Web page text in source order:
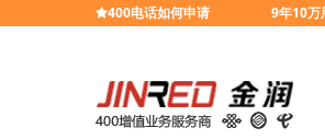
400电话如何申请 9年10万